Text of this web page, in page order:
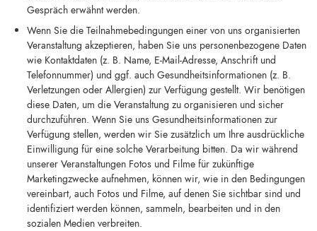
Gespräch erwähnt werden.
Wenn Sie die Teilnahmebedingungen einer von uns organisierten
Veranstaltung akzeptieren, haben Sie uns personenbezogene Daten
wie Kontaktdaten (z. B. Name, E-Mail-Adresse, Anschrift und
Telefonnummer) und ggf. auch Gesundheitsinformationen (z. B.
Verletzungen oder Allergien) zur Verfügung gestellt. Wir benötigen
diese Daten, um die Veranstaltung zu organisieren und sicher
durchzuführen. Wenn Sie uns Gesundheitsinformationen zur
Verfügung stellen, werden wir Sie zusätzlich um Ihre ausdrückliche
Einwilligung für eine solche Verarbeitung bitten. Da wir während
unserer Veranstaltungen Fotos und Filme für zukünftige
Marketingzwecke aufnehmen, können wir, wie in den Bedingungen
vereinbart, auch Fotos und Filme, auf denen Sie sichtbar sind und
identifiziert werden können, sammeln, bearbeiten und in den
sozialen Medien verbreiten.